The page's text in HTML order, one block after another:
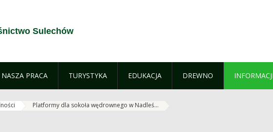
Sulechów
NASZA PRACA TURYSTYKA EDUKACJA DREWNO
Platformy dla sokoła wędrownego w Nadleś...